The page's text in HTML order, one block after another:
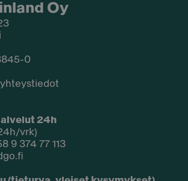
Oy
0​
24h
vrk)
9 374 77 113